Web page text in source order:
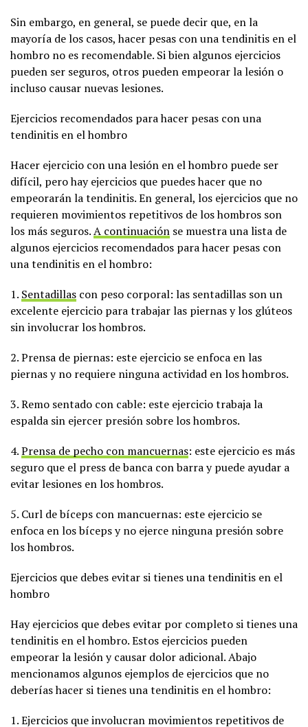
Sin embargo, en general, se puede decir que, en la
mayoría de los casos, hacer pesas con una tendinitis en el
hombro no es recomendable. Si bien algunos ejercicios
pueden ser seguros, otros pueden empeorar la lesión o
incluso causar nuevas lesiones.
Ejercicios recomendados para hacer pesas con una
tendinitis en el hombro
Hacer ejercicio con una lesión en el hombro puede ser
difícil, pero hay ejercicios que puedes hacer que no
empeorarán la tendinitis. En general, los ejercicios que no
requieren movimientos repetitivos de los hombros son
los más seguros.A continuación se muestra una lista de
algunos ejercicios recomendados para hacer pesas con
una tendinitis en el hombro:
1. Sentadillas con peso corporal: las sentadillas son un
excelente ejercicio para trabajar las piernas y los glúteos
sin involucrar los hombros.
2. Prensa de piernas: este ejercicio se enfoca en las
piernas y no requiere ninguna actividad en los hombros.
3. Remo sentado con cable: este ejercicio trabaja la
espalda sin ejercer presión sobre los hombros.
4.Prensa de pecho con mancuernas: este ejercicio es más
seguro que el press de banca con barra y puede ayudar a
evitar lesiones en los hombros.
5. Curl de bíceps con mancuernas: este ejercicio se
enfoca en los bíceps y no ejerce ninguna presión sobre
los hombros.
Ejercicios que debes evitar si tienes una tendinitis en el
hombro
Hay ejercicios que debes evitar por completo si tienes una
tendinitis en el hombro. Estos ejercicios pueden
empeorar la lesión y causar dolor adicional. Abajo
mencionamos algunos ejemplos de ejercicios que no
deberías hacer si tienes una tendinitis en el hombro:
1. Ejercicios que involucran movimientos repetitivos de